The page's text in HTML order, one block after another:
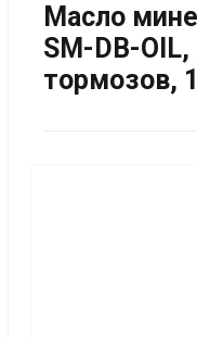
Масло
SM-DB-
тормозов,